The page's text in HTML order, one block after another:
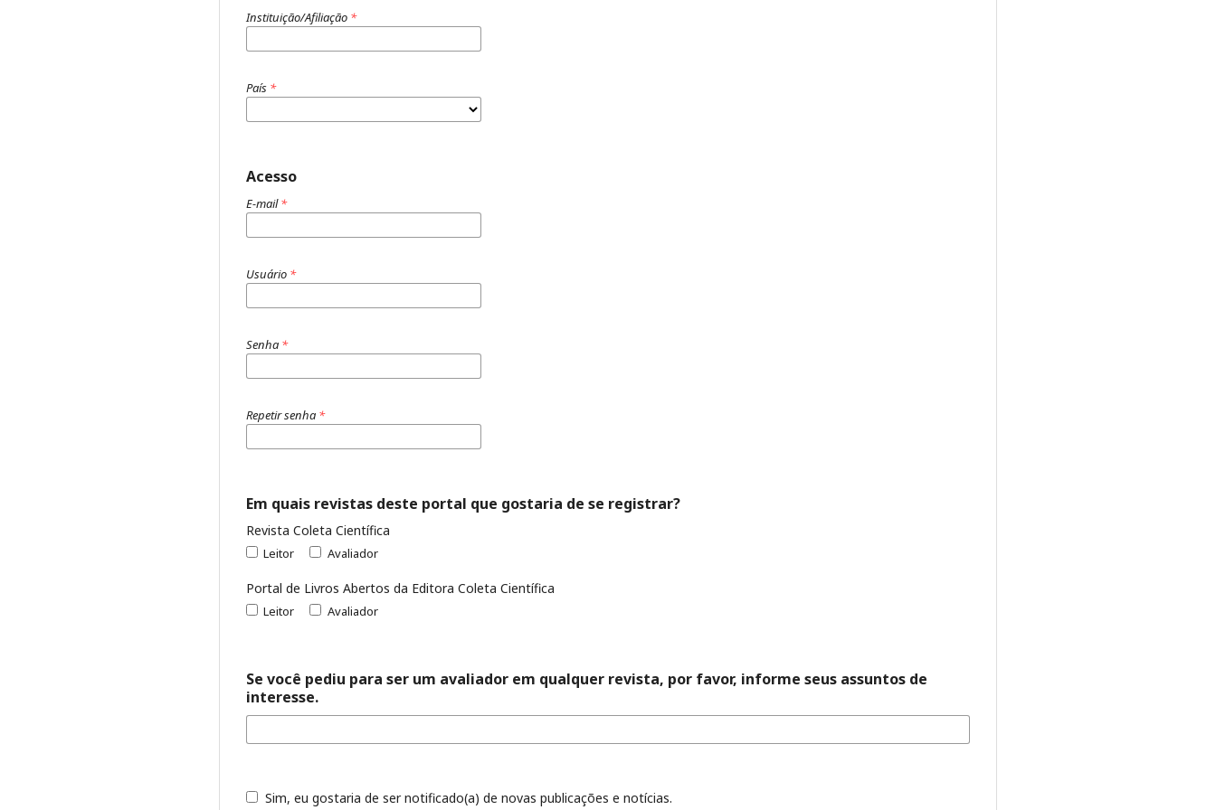
Instituição/Afiliação *
País *
Acesso
E-mail*
Usuário *
Senha *
Repetir senha *
Em quais revistas deste portal que gostaria de se registrar?
Revista Coleta Científica
Leitor Avaliador
Portal de Livros Abertos da Editora Coleta Científica
Leitor Avaliador
Se você pediu para ser um avaliador em qualquer revista, por favor, informe seus assuntos de
interesse.
Sim, eu gostaria de ser notificado(a) de novas publicações e notícias.